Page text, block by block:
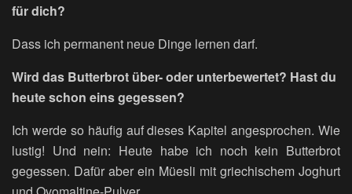
für dich?
Dass ich permanent neue Dinge lernen darf.
Wird das Butterbrot über- oder unterbewertet? Hast du
heute schon eins gegessen?
Ich werde so häufig auf dieses Kapitel angesprochen. Wie
lustig! Und nein: Heute habe ich noch kein Butterbrot
gegessen. Dafür aber ein Müesli mit griechischem Joghurt